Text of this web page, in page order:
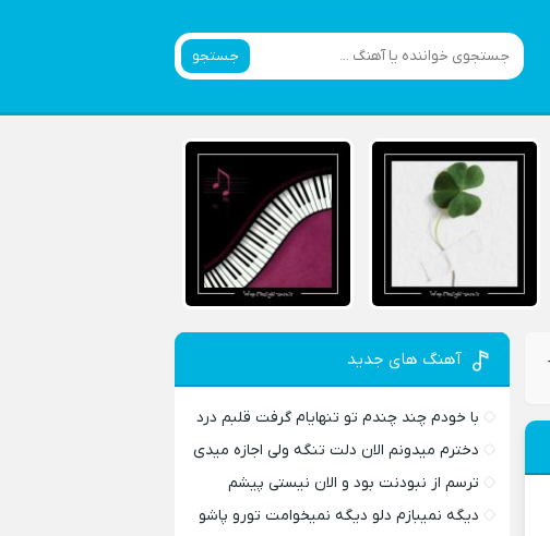
جستجو
آهنگ های جدید
با خودم چند چندم تو تنهایام گرفت قلبم درد
دخترم میدونم الان دلت تنگه ولی اجازه میدی
ترسم از نبودنت بود و الان نیستی پیشم
دیگه نمیبازم دلو دیگه نمیخوامت تورو پاشو